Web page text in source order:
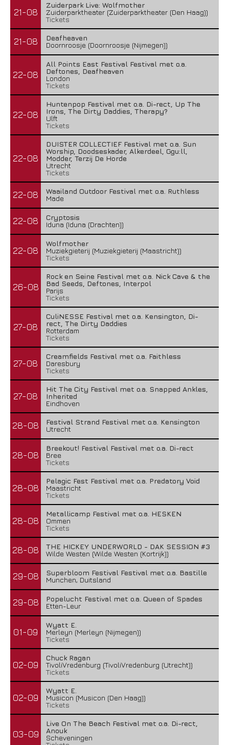
21-08
Zuiderpark Live: Wolfmother
Zuiderparktheater (Zuiderparktheater (Den Haag))
Tickets
21-08
Deafheaven
Doornroosje (Doornroosje (Nijmegen))
22-08
All Points East Festival Festival met o.a.
Deftones, Deafheaven
London
Tickets
22-08
Huntenpop Festival met o.a. Di-rect, Up The
Irons, The Dirty Daddies, Therapy?
Ulft
Tickets
22-08
DUISTER COLLECTIEF Festival met o.a. Sun
Worship, Doodseskader, Alkerdeel, Ggu:ll,
Modder, Terzij De Horde
Utrecht
Tickets
22-08
Waailand Outdoor Festival met o.a. Ruthless
Made
22-08
Cryptosis
Iduna (Iduna (Drachten))
22-08
Wolfmother
Muziekgieterij (Muziekgieterij (Maastricht))
Tickets
26-08
Rock en Seine Festival met o.a. Nick Cave & the
Bad Seeds, Deftones, Interpol
Parijs
Tickets
27-08
CuliNESSE Festival met o.a. Kensington, Di-
rect, The Dirty Daddies
Rotterdam
Tickets
27-08
Creamfields Festival met o.a. Faithless
Daresbury
Tickets
27-08
Hit The City Festival met o.a. Snapped Ankles,
Inherited
Eindhoven
28-08
Festival Strand Festival met o.a. Kensington
Utrecht
28-08
Breekout! Festival Festival met o.a. Di-rect
Bree
Tickets
28-08
Pelagic Fest Festival met o.a. Predatory Void
Maastricht
Tickets
28-08
Metallicamp Festival met o.a. HESKEN
Ommen
Tickets
28-08
THE HICKEY UNDERWORLD - DAK SESSION #3
Wilde Westen (Wilde Westen (Kortrijk))
29-08
Superbloom Festival Festival met o.a. Bastille
Munchen, Duitsland
29-08
Popelucht Festival met o.a. Queen of Spades
Etten-Leur
01-09
Wyatt E.
Merleyn (Merleyn (Nijmegen))
Tickets
02-09
Chuck Ragan
TivoliVredenburg (TivoliVredenburg (Utrecht))
Tickets
02-09
Wyatt E.
Musicon (Musicon (Den Haag))
Tickets
03-09
Live On The Beach Festival met o.a. Di-rect,
Anouk
Scheveningen